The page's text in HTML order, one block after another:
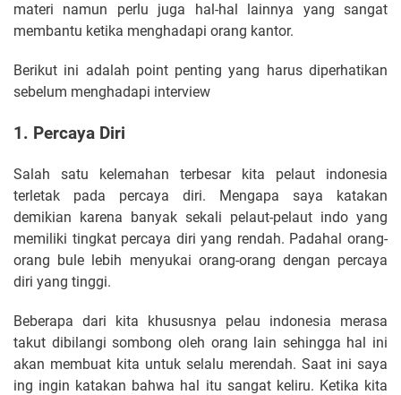
materi namun perlu juga hal-hal lainnya yang sangat
membantu ketika menghadapi orang kantor.
Berikut ini adalah point penting yang harus diperhatikan
sebelum menghadapi interview
1. Percaya Diri
Salah satu kelemahan terbesar kita pelaut indonesia
terletak pada percaya diri. Mengapa saya katakan
demikian karena banyak sekali pelaut-pelaut indo yang
memiliki tingkat percaya diri yang rendah. Padahal orang-
orang bule lebih menyukai orang-orang dengan percaya
diri yang tinggi.
Beberapa dari kita khususnya pelau indonesia merasa
takut dibilangi sombong oleh orang lain sehingga hal ini
akan membuat kita untuk selalu merendah. Saat ini saya
ing ingin katakan bahwa hal itu sangat keliru. Ketika kita